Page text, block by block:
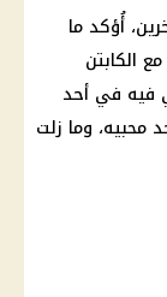
أُؤكد ما
الكابتن
فيه في أحد
محبيه، وما زلت